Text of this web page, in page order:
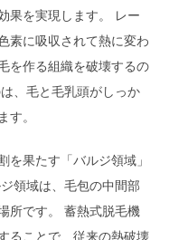
果を実現します。 レー
素に吸収されて熱に変わ
を作る組織を破壊するの
、毛と毛乳頭がしっか
す。
を果たす「バルジ領域」
領域は、毛包の中間部
所です。 蓄熱式脱毛機
ることで、従来の熱破壊